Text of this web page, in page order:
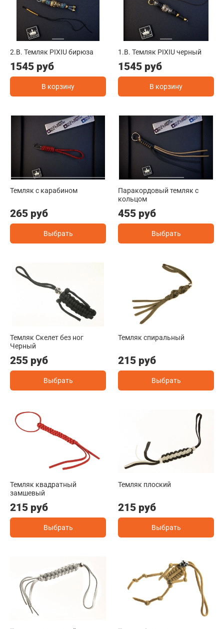
2.B. Темляк PIXIU бирюза
1545 руб
В корзину
1.B. Темляк PIXIU черный
1545 руб
В корзину
Темляк с карабином
265 руб
Выбрать
Паракордовый темляк с
кольцом
455 руб
Выбрать
Темляк Скелет без ног
Черный
255 руб
Выбрать
Темляк спиральный
215 руб
Выбрать
Темляк квадратный
замшевый
215 руб
Выбрать
Темляк плоский
215 руб
Выбрать